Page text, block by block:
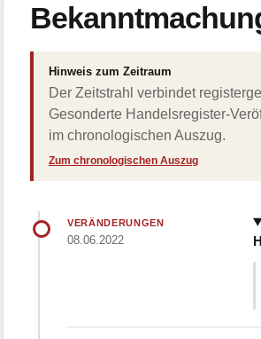
Hinweis zum Zeitraum
Der Zeitstrahl verbindet
Gesonderte Handelsregister-
im chronologischen Auszug.
Zum chronologischen Auszug
VERÄNDERUNGEN
08.06.2022